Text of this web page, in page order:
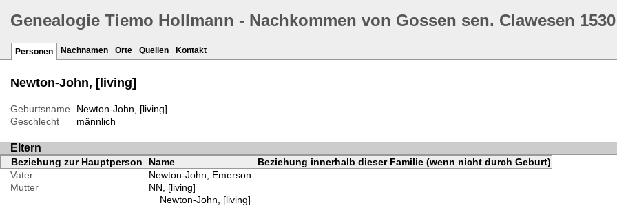
Genealogie Tiemo Hollmann - Nachkommen von Gossen sen. Clawesen 1530
Personen Nachnamen Orte Quellen Kontakt
Newton-John, [living]
Geburtsname
Newton-John, [living]
Geschlecht
männlich
Eltern
Beziehung zur Hauptperson Name
Beziehung innerhalb dieser Familie (wenn nicht durch Geburt)
Vater
Newton-John, Emerson
Mutter
NN, [living]
Newton-John, [living]